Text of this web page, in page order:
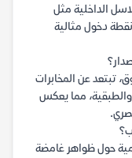
الداخلية مثل
دخول مثالية
تبتعد عن المخابرات
والطبقية، مما يعكس
حول ظواهر غامضة